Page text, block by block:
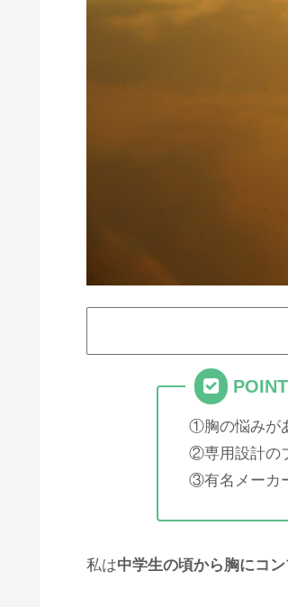
POINT
①胸の悩みが
②専用設計の
③有名メーカ
私は中学生の頃から胸にコ